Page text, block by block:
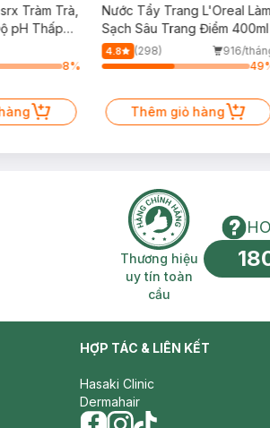
Tràm Trà,
pH Thấp
8%
Nước Tẩy Trang L'Oreal Làm
Sạch Sâu Trang Điểm 400ml
4.8 (298)
916/
49
Thêm giỏ hàng
đổi trả miễn phí Thương hiệu uy
Thương hiệu
uy tín toàn
cầu
HỢP TÁC & LIÊN KẾT
Hasaki Clinic
Dermahair